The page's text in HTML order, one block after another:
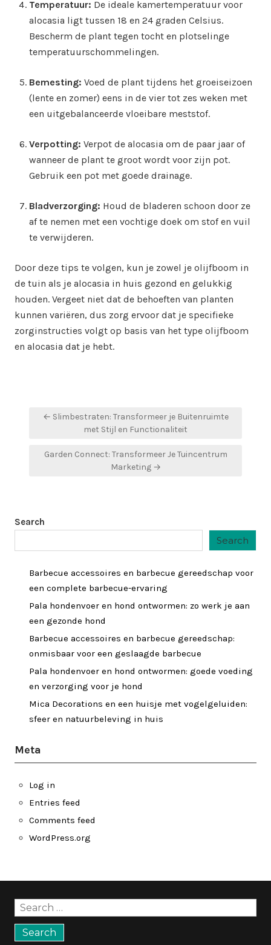
Temperatuur: De ideale kamertemperatuur voor
alocasia ligt tussen 18 en 24 graden Celsius.
Bescherm de plant tegen tocht en plotselinge
temperatuurschommelingen.
Bemesting: Voed de plant tijdens het groeiseizoen
(lente en zomer) eens in de vier tot zes weken met
een uitgebalanceerde vloeibare meststof.
Verpotting: Verpot de alocasia om de paar jaar of
wanneer de plant te groot wordt voor zijn pot.
Gebruik een pot met goede drainage.
Bladverzorging: Houd de bladeren schoon door ze
af te nemen met een vochtige doek om stof en vuil
te verwijderen.
Door deze tips te volgen, kun je zowel je olijfboom in
de tuin als je alocasia in huis gezond en gelukkig
houden. Vergeet niet dat de behoeften van planten
kunnen variëren, dus zorg ervoor dat je specifieke
zorginstructies volgt op basis van het type olijfboom
en alocasia dat je hebt.
Post
navigation
← Slimbestraten: Transformeer je Buitenruimte
met Stijl en Functionaliteit
Garden Connect: Transformeer Je Tuincentrum
Marketing →
Search
Search
Barbecue accessoires en barbecue gereedschap voor
een complete barbecue-ervaring
Pala hondenvoer en hond ontwormen: zo werk je aan
een gezonde hond
Barbecue accessoires en barbecue gereedschap:
onmisbaar voor een geslaagde barbecue
Pala hondenvoer en hond ontwormen: goede voeding
en verzorging voor je hond
Mica Decorations en een huisje met vogelgeluiden:
sfeer en natuurbeleving in huis
Meta
Log in
Entries feed
Comments feed
WordPress.org
Search
for: